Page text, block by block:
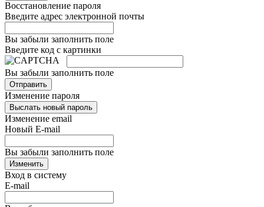
Восстановление пароля
Введите адрес электронной почты
Вы забыли заполнить поле
Введите код с картинки
Вы забыли заполнить поле
Отправить
Изменение пароля
Выслать новый пароль
Изменение email
Новый E-mail
Вы забыли заполнить поле
Изменить
Вход в систему
E-mail